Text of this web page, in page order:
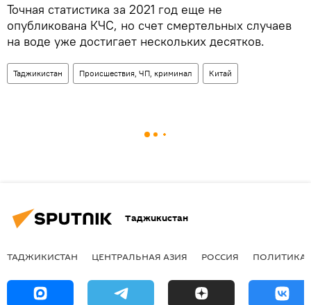
Точная статистика за 2021 год еще не
опубликована КЧС, но счет смертельных случаев
на воде уже достигает нескольких десятков.
Таджикистан Происшествия, ЧП, криминал Китай
Таджикистан
ТАДЖИКИСТАН ЦЕНТРАЛЬНАЯ АЗИЯ РОССИЯ ПОЛИТИКА